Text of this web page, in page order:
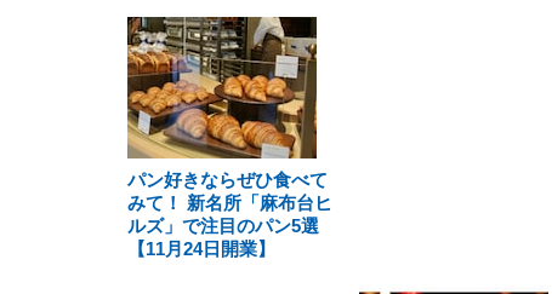
パン好きならぜひ食べて
みて！ 新名所「麻布台ヒ
ルズ」で注目のパン5選
【11月24日開業】